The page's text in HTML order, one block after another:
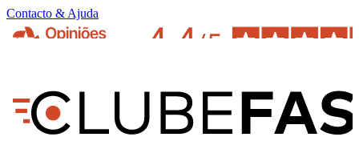
Contacto & Ajuda